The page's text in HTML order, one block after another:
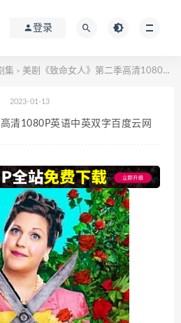
登录
集 > 美剧《致命女人》第二季高清1080P英语中英双字百度云网盘下载[MP4/7.65GB]
2023-01-13
清1080P英语中英双字百度云网